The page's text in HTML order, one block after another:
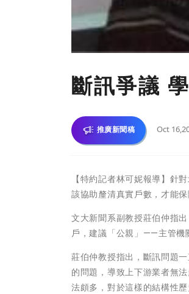
斷訊爭議
推廣新聞稿 Oct
【特約記者林可妮報導】針
該協助釐清真實戶數，才能保
文大新聞系副教授莊伯仲指
戶，建議「公親」——主管機
莊伯仲教授指出，斷訊問題
的問題，導致上下游業者無
法頗多，對於這樣的結構性